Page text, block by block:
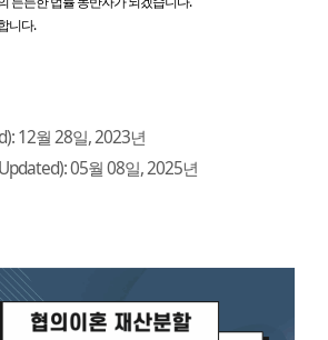
니다.
12월 28일, 2023년
05월 08일, 2025년